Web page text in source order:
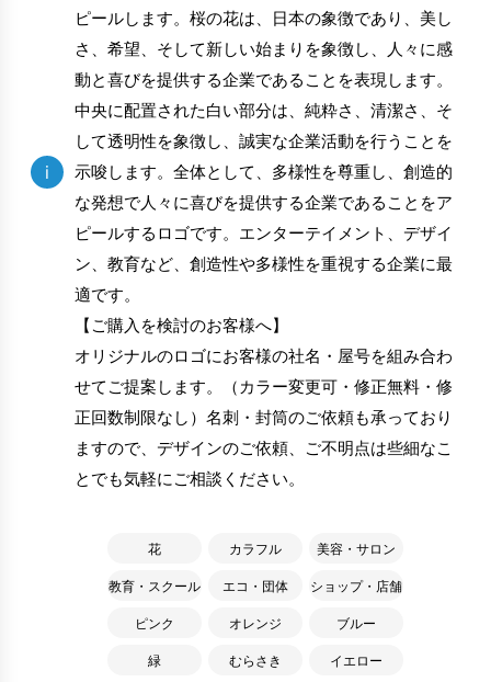
i
ピールします。桜の花は、日本の象徴であり、美し
さ、希望、そして新しい始まりを象徴し、人々に感
動と喜びを提供する企業であることを表現します。
中央に配置された白い部分は、純粋さ、清潔さ、そ
して透明性を象徴し、誠実な企業活動を行うことを
示唆します。全体として、多様性を尊重し、創造的
な発想で人々に喜びを提供する企業であることをア
ピールするロゴです。エンターテイメント、デザイ
ン、教育など、創造性や多様性を重視する企業に最
適です。
【ご購入を検討のお客様へ】
オリジナルのロゴにお客様の社名・屋号を組み合わ
せてご提案します。（カラー変更可・修正無料・修
正回数制限なし）名刺・封筒のご依頼も承っており
ますので、デザインのご依頼、ご不明点は些細なこ
とでも気軽にご相談ください。
花 カラフル 美容・サロン
教育・スクール エコ・団体 ショップ・店舗
ピンク オレンジ ブルー
緑 むらさき イエロー